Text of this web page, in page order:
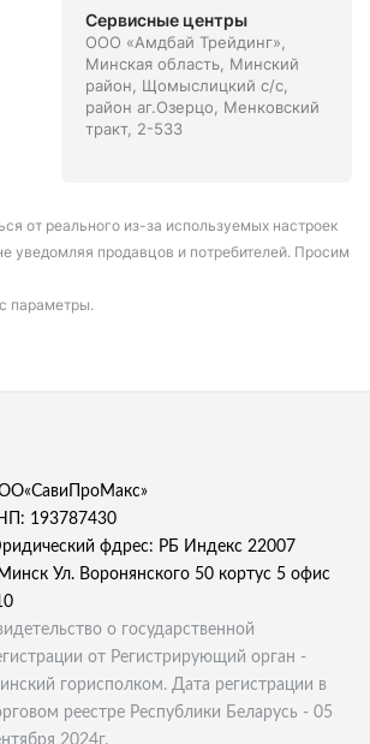
Сервисные центры
ООО «Амдбай Трейдинг»,
Минская область, Минский
район, Щомыслицкий с/с,
район аг.Озерцо, Менковский
тракт, 2-533
от реального из-за используемых настроек
уведомляя продавцов и потребителей. Просим
параметры.
193787430
фдрес: РБ Индекс 22007
Ул. Воронянского 50 кортус 5 офис
о государственной
от Регистрирующий орган -
горисполком. Дата регистрации в
реестре Республики Беларусь - 05
2024г.